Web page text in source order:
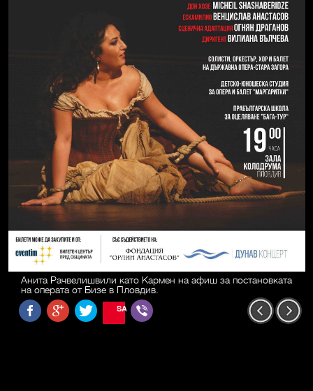
Анита Рачвелишвили като Кармен на афиш за постановката
на операта от Бизе в Пловдив.
SAVE